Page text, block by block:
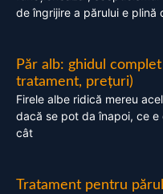
de îngrijire a părului e plină
Păr alb: ghidul
tratament, prețuri)
Firele albe ridică mereu
dacă se pot da înapoi, ce
cât
Tratament pentru